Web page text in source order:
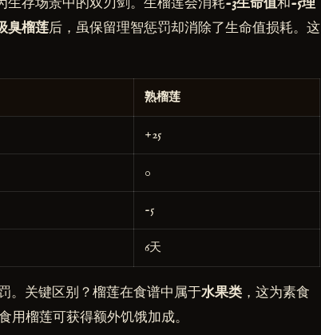
存场景中的双刃剑。生榴莲会消耗-3生命值和-5理
臭榴莲后，虽保留理智惩罚却消除了生命值损耗。这
熟榴莲
+25
0
-5
6天
。关键区别？榴莲在食谱中属于水果类 ，这为素食
榴莲可获得额外饥饿加成。